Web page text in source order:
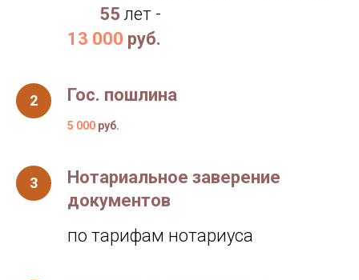
55 лет -
13 000 руб.
Гос. пошлина
5 000 руб.
Нотариальное заверение
документов
по тарифам нотариуса